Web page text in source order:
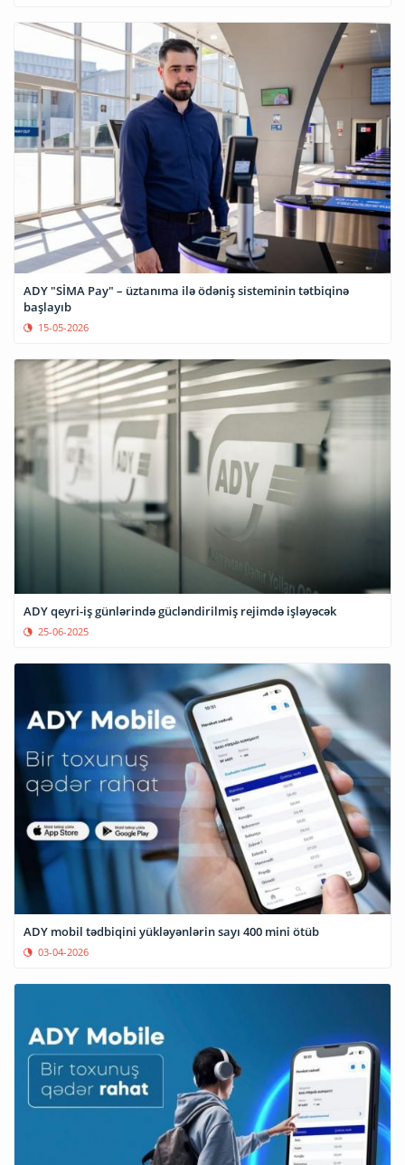
ADY "SİMA Pay" – üztanıma ilə ödəniş sisteminin tətbiqinə
başlayıb
15-05-2026
ADY qeyri-iş günlərində gücləndirilmiş rejimdə işləyəcək
25-06-2025
ADY mobil tədbiqini yükləyənlərin sayı 400 mini ötüb
03-04-2026